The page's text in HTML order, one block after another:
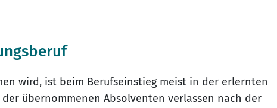
wird, ist beim Berufseinstieg meist in der erlernten
übernommenen Absolventen verlassen nach der